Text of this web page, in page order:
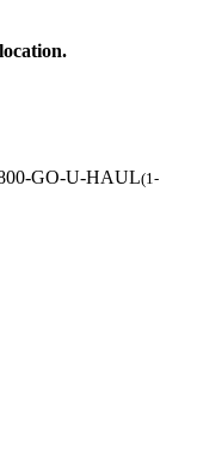
GO-U-HAUL(1-